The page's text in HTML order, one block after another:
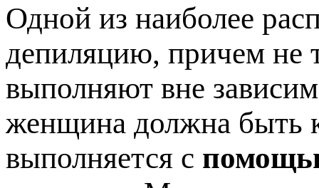
Одной из наиболее
депиляцию, причем не
выполняют вне
женщина должна быть
выполняется с